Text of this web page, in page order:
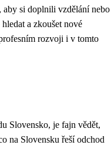
aby si doplnili vzdělání nebo
a zkoušet nové
rozvoji i v tomto
Slovensko, je fajn vědět,
na Slovensku řeší odchod